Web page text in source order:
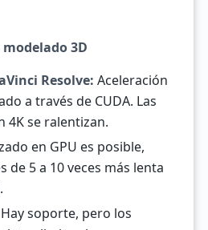
3D
Resolve: Aceleración
a través de CUDA. Las
4K se ralentizan.
en GPU es posible,
de 5 a 10 veces más lenta
Hay soporte, pero los